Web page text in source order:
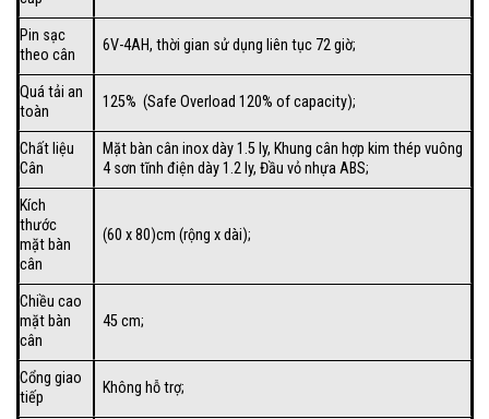
Pin sạc
theo cân
6V-4AH, thời gian sử dụng liên tục 72 giờ;
Quá tải an
toàn
125% (Safe Overload 120% of capacity);
Chất liệu
Cân
Mặt bàn cân inox dày 1.5 ly, Khung cân hợp kim thép vuông
4 sơn tĩnh điện dày 1.2 ly, Đầu vỏ nhựa ABS;
Kích
thước
mặt bàn
cân
(60 x 80)cm (rộng x dài);
Chiều cao
mặt bàn
cân
45 cm;
Cổng giao
tiếp
Không hỗ trợ;